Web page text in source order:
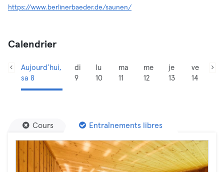
https://www.berlinerbaeder.de/saunen/
Calendrier
Aujourd’hui,
sa 8
di
9
lu
10
ma
11
me
12
je
13
ve
14
Cours Entraînements libres